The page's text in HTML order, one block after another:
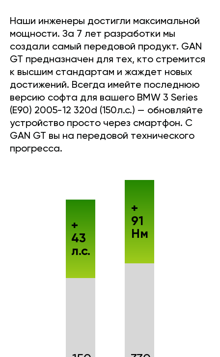
Наши инженеры достигли максимальной
мощности. За 7 лет разработки мы
создали самый передовой продукт. GAN
GT предназначен для тех, кто стремится
к высшим стандартам и жаждет новых
достижений. Всегда имейте последнюю
версию софта для вашего BMW 3 Series
(E90) 2005-12 320d (150л.с.) — обновляйте
устройство просто через смартфон. С
GAN GT вы на передовой технического
прогресса.
+
43
л.с.
+
91
Нм